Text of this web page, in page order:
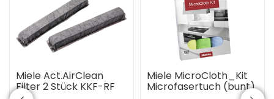
Miele Act.AirClean
Filter 2 Stück KKF-RF
Miele MicroCloth_Kit
Microfasertuch (bunt)